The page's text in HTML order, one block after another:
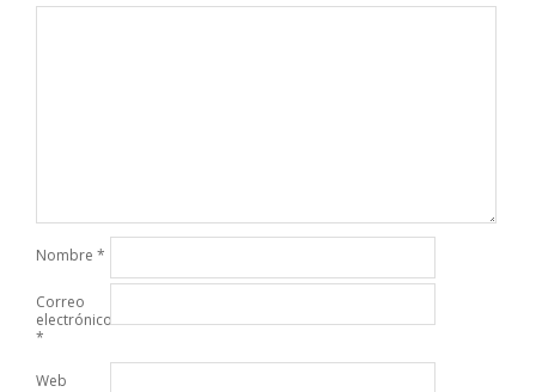
Nombre *
Correo
electrónico
*
Web